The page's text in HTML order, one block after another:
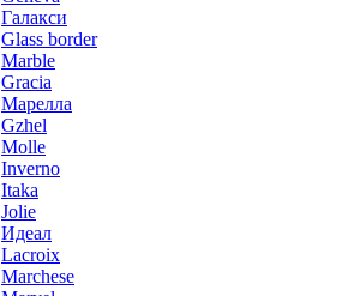
Галакси
Glass border
Marble
Gracia
Марелла
Gzhel
Molle
Inverno
Itaka
Jolie
Идеал
Lacroix
Marchese